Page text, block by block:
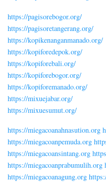
https://pagisorebogor.org/
https://pagisoretangerang.org/
https://kopikenanganmanado.org/
https://kopiforedepok.org/
https://kopiforebali.org/
https://kopiforebogor.org/
https://kopiforemanado.org/
https://mixuejabar.org/
https://mixuesumut.org/
https://miegacoanahnasution.org
https://miegacoanpemuda.org
https://miegacoansintang.org
https://miegacoanprabumulih.org
https://miegacoanagung.org